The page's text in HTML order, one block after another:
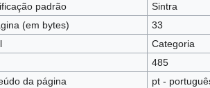
padrão
Sintra
(em bytes)
33
Categoria
485
da página
pt -